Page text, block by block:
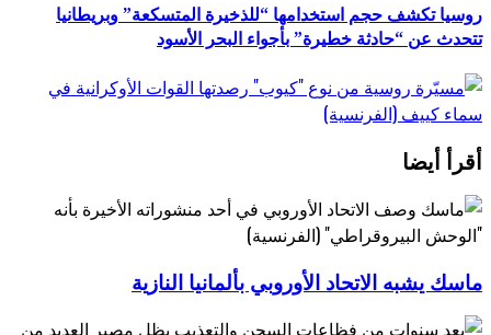
روسيا تكشف حجم استخدامها “للذخيرة المتسكعة” وبريطانيا
تتحدث عن “حادثة خطيرة” بأجواء البحر الأسود
أقرأ أيضا
ماسك يشبه الاتحاد الأوروبي بألمانيا النازية